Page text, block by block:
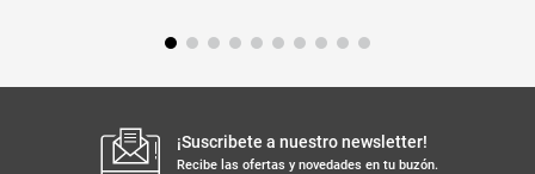
¡Suscribete a nuestro newsletter!
Recibe las ofertas y novedades en tu buzón.